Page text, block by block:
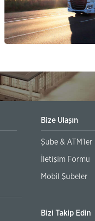
Banka Hesaplarının
Bize Ulaşın
Şube & ATM'ler
İletişim Formu
Mobil Şubeler
Bizi Takip Edin